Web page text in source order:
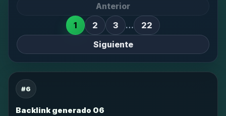
Anterior
1
2 3 …
22
Siguiente
#6
Backlink generado 06